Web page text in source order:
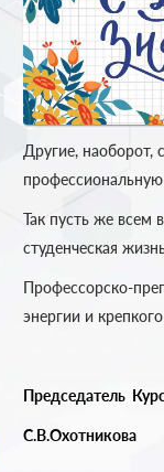
Другие, наоборот,
Так пусть же всем
студенческая
Профессорско-
энергии и
Председатель
С.В.Охотникова